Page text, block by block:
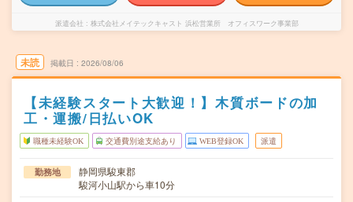
派遣会社 株式会社メイテックキャスト 浜松営業所 オフィスワーク事業部
未読 掲載日 2026/08/06
【未経験スタート大歓迎！】木質ボードの加
工・運搬/日払いOK
職種未経験OK 交通費別途支給あり WEB登録OK 派遣
勤務地
静岡県駿東郡
駿河小山駅から車10分